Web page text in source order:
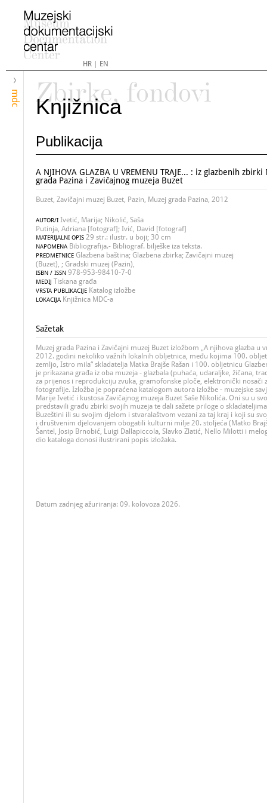
HR| EN
mdc
Zbirke, fondovi
Knjižnica
Publikacija
A NJIHOVA GLAZBA U VREMENU TRAJE... : iz glazbenih zbirki
grada Pazina i Zavičajnog muzeja Buzet
Buzet, Zavičajni muzej Buzet, Pazin, Muzej grada Pazina, 2012
AUTOR/I Ivetić, Marija; Nikolić, Saša
Putinja, Adriana [fotograf]; Ivić, David [fotograf]
MATERIJALNI OPIS 29 str.: ilustr. u boji; 30 cm
NAPOMENA Bibliografija.- Bibliograf. bilješke iza teksta.
PREDMETNICE Glazbena baština; Glazbena zbirka; Zavičajni muzej
(Buzet), ; Gradski muzej (Pazin),
ISBN / ISSN 978-953-98410-7-0
MEDIJ Tiskana građa
VRSTA PUBLIKACIJE Katalog izložbe
LOKACIJA Knjižnica MDC-a
Sažetak
Muzej grada Pazina i Zavičajni muzej Buzet izložbom „A njihova glazba u
2012. godini nekoliko važnih lokalnih obljetnica, među kojima 100.
zemljo, Istro mila“ skladatelja Matka Brajše Rašan i 100. obljetnicu
je prikazana građa iz oba muzeja - glazbala (puhaća, udaraljke, žičana,
za prijenos i reprodukciju zvuka, gramofonske ploče, elektronički nosači
fotografije. Izložba je popraćena katalogom autora izložbe - muzejske
Marije Ivetić i kustosa Zavičajnog muzeja Buzet Saše Nikolića. Oni su u
predstavili građu zbirki svojih muzeja te dali sažete priloge o
Buzeštini ili su svojim djelom i stvaralaštvom vezani za taj kraj i koji su
i društvenim djelovanjem obogatili kulturni milje 20. stoljeća (Matko
Šantel, Josip Brnobić, Luigi Dallapiccola, Slavko Zlatić, Nello Milotti i
dio kataloga donosi ilustrirani popis izložaka.
Datum zadnjeg ažuriranja: 09. kolovoza 2026.